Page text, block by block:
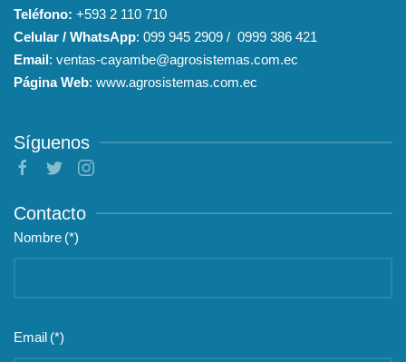
Teléfono: +593 2 110 710
Celular / WhatsApp: 099 945 2909 / 0999 386 421
Email: ventas-cayambe@agrosistemas.com.ec
Página Web: www.agrosistemas.com.ec
Síguenos
Contacto
Nombre (*)
Email (*)